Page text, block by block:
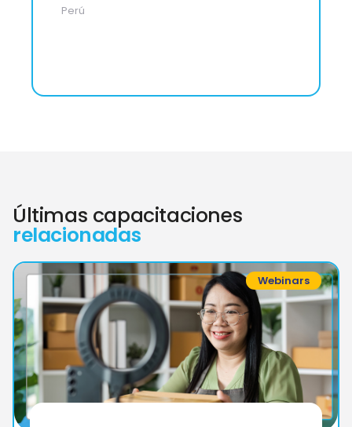
Perú
Últimas capacitaciones
relacionadas
Webinars